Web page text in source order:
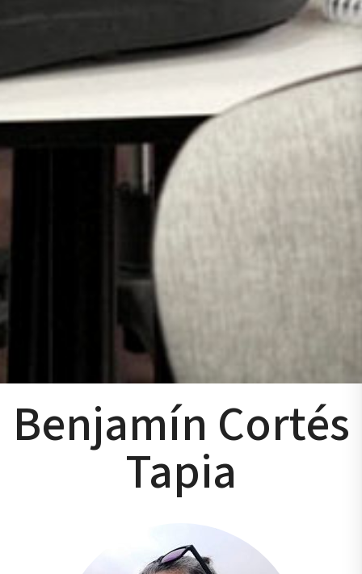
Benjamín Cortés
Tapia